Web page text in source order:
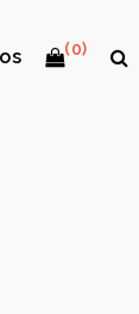
(0)